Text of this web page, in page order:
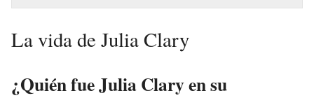
La vida de Julia Clary
¿Quién fue Julia Clary en su